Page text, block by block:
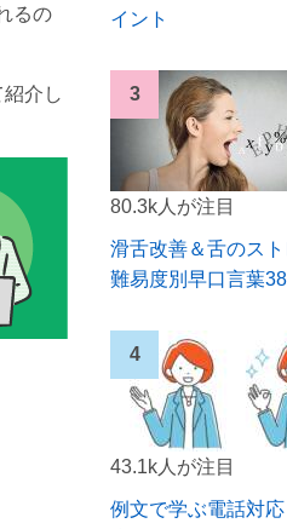
るの
介し
イント
80.3k人が注目
滑舌改善＆舌のスト
難易度別早口言葉
43.1k人が注目
例文で学ぶ電話対